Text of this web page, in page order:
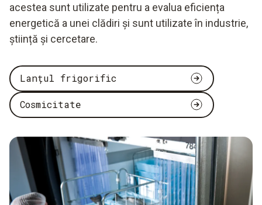
acestea sunt utilizate pentru a evalua eficiența
energetică a unei clădiri și sunt utilizate în industrie,
știință și cercetare.
Lanțul frigorific
Cosmicitate